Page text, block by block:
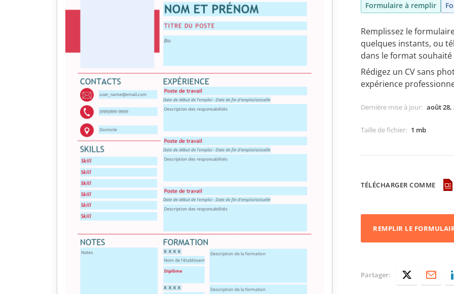
Formulaire à remplir
Remplissez le
quelques instants, ou
dans le format souhaité
Rédigez un CV sans
expérience
Dernière mise à jour: août 28,
Taille de fichier: 1 mb
TÉLÉCHARGER COMME
REMPLIR LE
Partager: